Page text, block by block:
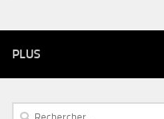
PLUS
Rechercher :